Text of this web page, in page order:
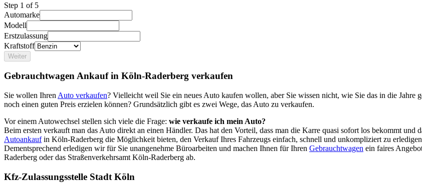
Step 1 of 5
Automarke
Modell
Erstzulassung
Kraftstoff
Weiter
Gebrauchtwagen Ankauf in Köln-Raderberg verkaufen
Sie wollen Ihren Auto verkaufen? Vielleicht weil Sie ein neues Auto kaufen wollen, aber Sie wissen nicht, wie Sie das in die Jahre
noch einen guten Preis erzielen können? Grundsätzlich gibt es zwei Wege, das Auto zu verkaufen.
Vor einem Autowechsel stellen sich viele die Frage: wie verkaufe ich mein Auto?
Beim ersten verkauft man das Auto direkt an einen Händler. Das hat den Vorteil, dass man die Karre quasi sofort los bekommt
Autoankaufin Köln-Raderberg die Möglichkeit bieten, den Verkauf Ihres Fahrzeugs einfach, schnell und unkompliziert zu
Dementsprechend erledigen wir für Sie unangenehme Büroarbeiten und machen Ihnen für Ihren Gebrauchtwagen ein faires
Raderberg oder das Straßenverkehrsamt Köln-Raderberg ab.
Kfz-Zulassungsstelle Stadt Köln